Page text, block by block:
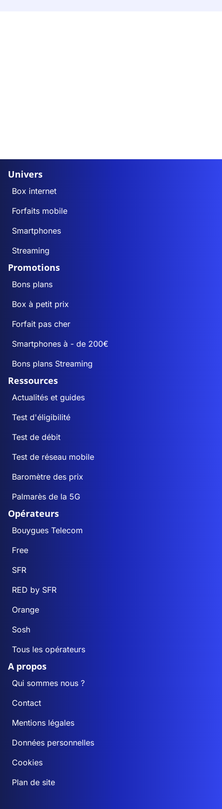
Univers
Box internet
Forfaits mobile
Smartphones
Streaming
Promotions
Bons plans
Box à petit prix
Forfait pas cher
Smartphones à - de 200€
Bons plans Streaming
Ressources
Actualités et guides
Test d'éligibilité
Test de débit
Test de réseau mobile
Baromètre des prix
Palmarès de la 5G
Opérateurs
Bouygues Telecom
Free
SFR
RED by SFR
Orange
Sosh
Tous les opérateurs
A propos
Qui sommes nous ?
Contact
Mentions légales
Données personnelles
Cookies
Plan de site